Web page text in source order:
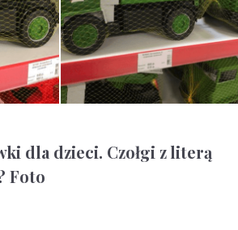
dla dzieci. Czołgi z literą
Foto